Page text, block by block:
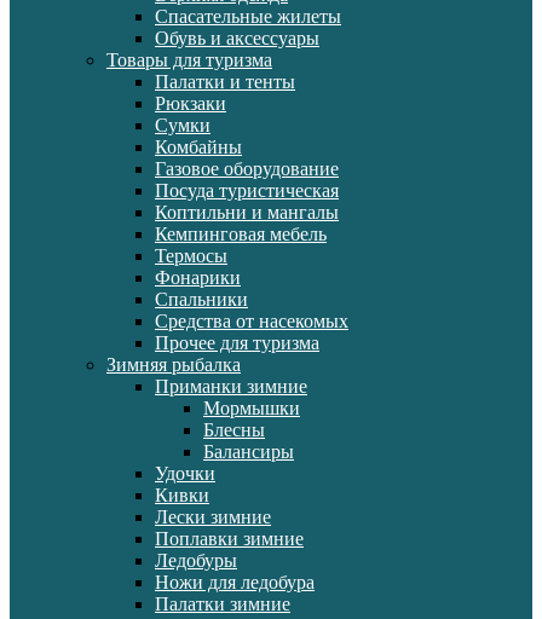
Спасательные жилеты
Обувь и аксессуары
Товары для туризма
Палатки и тенты
Рюкзаки
Сумки
Комбайны
Газовое оборудование
Посуда туристическая
Коптильни и мангалы
Кемпинговая мебель
Термосы
Фонарики
Спальники
Средства от насекомых
Прочее для туризма
Зимняя рыбалка
Приманки зимние
Мормышки
Блесны
Балансиры
Удочки
Кивки
Лески зимние
Поплавки зимние
Ледобуры
Ножи для ледобура
Палатки зимние